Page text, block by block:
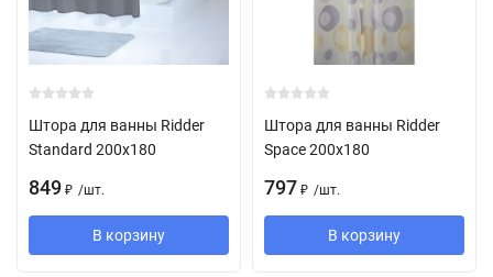
Штора для ванны Ridder
Standard 200х180
849 ₽ /шт.
В корзину
Штора для ванны Ridder
Space 200х180
797 ₽ /шт.
В корзину